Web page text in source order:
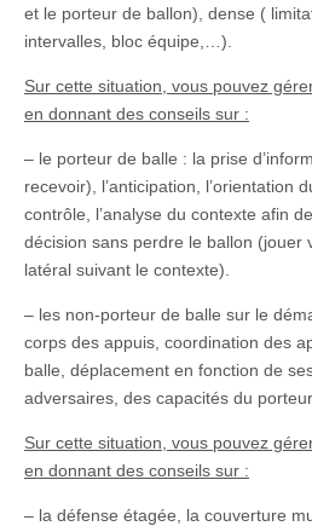
et le porteur de ballon), dense (
intervalles, bloc équipe,…).
Sur cette situation, vous pouvez
en donnant des conseils sur :
– le porteur de balle : la prise
recevoir), l’anticipation, l’orientation
contrôle, l’analyse du contexte afin
décision sans perdre le ballon (jouer
latéral suivant le contexte).
– les non-porteur de balle sur le
corps des appuis, coordination des
balle, déplacement en fonction de
adversaires, des capacités du
Sur cette situation, vous pouvez
en donnant des conseils sur :
– la défense étagée, la couverture